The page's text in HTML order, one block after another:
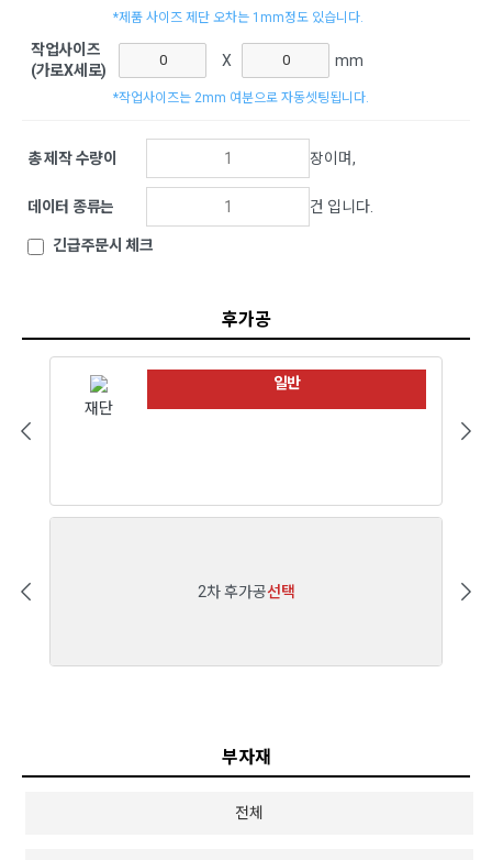
*제품 사이즈 제단 오차는 1mm정도 있습니다.
작업사이즈
(가로X세로)
X mm
*작업사이즈는 2mm 여분으로 자동셋팅됩니다.
총 제작 수량이 장이며,
데이터 종류는 건 입니다.
긴급주문시 체크
후가공
재단
일반
2차 후가공선택
부자재
전체